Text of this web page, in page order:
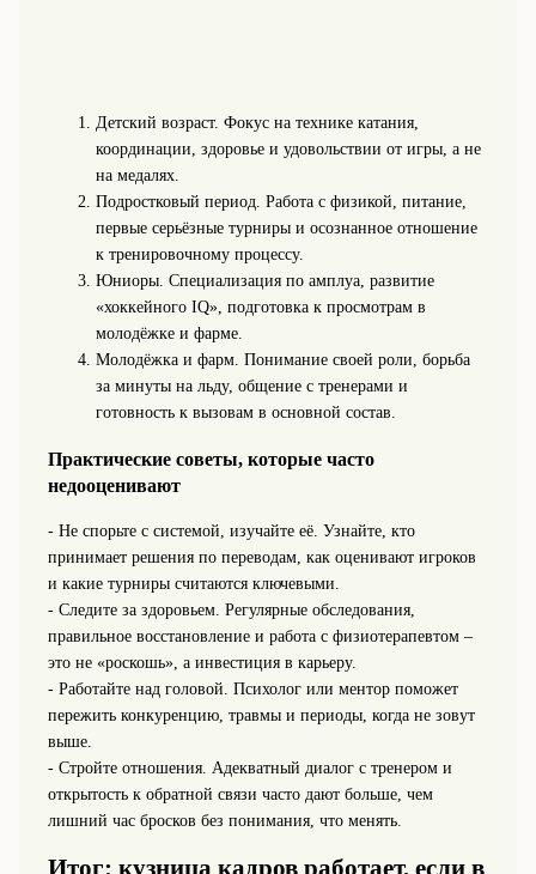
Детский возраст. Фокус на технике катания,
координации, здоровье и удовольствии от игры, а не
на медалях.
Подростковый период. Работа с физикой, питание,
первые серьёзные турниры и осознанное отношение
к тренировочному процессу.
Юниоры. Специализация по амплуа, развитие
«хоккейного IQ», подготовка к просмотрам в
молодёжке и фарме.
Молодёжка и фарм. Понимание своей роли, борьба
за минуты на льду, общение с тренерами и
готовность к вызовам в основной состав.
Практические советы, которые часто
недооценивают
- Не спорьте с системой, изучайте её. Узнайте, кто
принимает решения по переводам, как оценивают игроков
и какие турниры считаются ключевыми.
- Следите за здоровьем. Регулярные обследования,
правильное восстановление и работа с физиотерапевтом –
это не «роскошь», а инвестиция в карьеру.
- Работайте над головой. Психолог или ментор поможет
пережить конкуренцию, травмы и периоды, когда не зовут
выше.
- Стройте отношения. Адекватный диалог с тренером и
открытость к обратной связи часто дают больше, чем
лишний час бросков без понимания, что менять.